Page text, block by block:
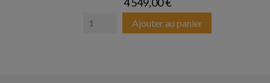
Ajouter au panier